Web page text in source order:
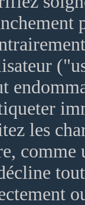
les
comme